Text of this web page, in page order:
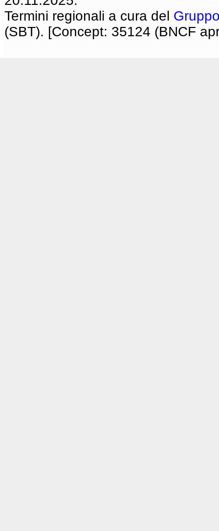
Termini regionali a cura del
(SBT). [Concept: 35124 (BNCF